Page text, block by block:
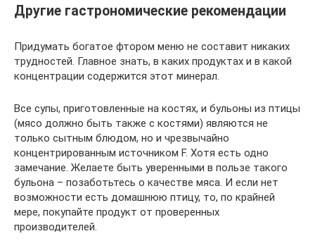
Другие гастрономические рекомендации
Придумать богатое фтором меню не составит никаких
трудностей. Главное знать, в каких продуктах и в какой
концентрации содержится этот минерал.
Все супы, приготовленные на костях, и бульоны из птицы
(мясо должно быть также с костями) являются не
только сытным блюдом, но и чрезвычайно
концентрированным источником F. Хотя есть одно
замечание. Желаете быть уверенными в пользе такого
бульона – позаботьтесь о качестве мяса. И если нет
возможности есть домашнюю птицу, то, по крайней
мере, покупайте продукт от проверенных
производителей.